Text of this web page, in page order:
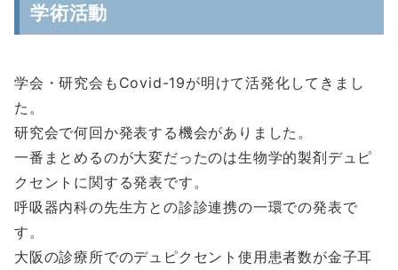
学術活動
学会・研究会もCovid-19が明けて活発化してきまし
た。
研究会で何回か発表する機会がありました。
一番まとめるのが大変だったのは生物学的製剤デュピ
クセントに関する発表です。
呼吸器内科の先生方との診診連携の一環での発表で
す。
大阪の診療所でのデュピクセント使用患者数が金子耳